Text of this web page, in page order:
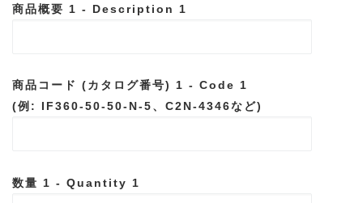
商品概要 1 - Description 1
商品コード (カタログ番号) 1 - Code 1
(例: IF360-50-50-N-5、C2N-4346など)
数量 1 - Quantity 1